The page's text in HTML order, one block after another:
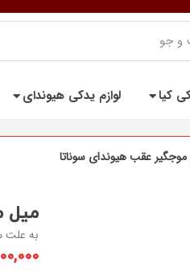
کیا لوازم یدکی هیوندای
عقب هیوندای سوناتا
میل
به علت